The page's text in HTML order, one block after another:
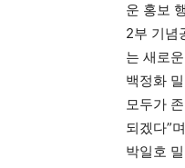
운 홍보
2부 기념
는 새로
백정화
모두가
되겠다”
박일호